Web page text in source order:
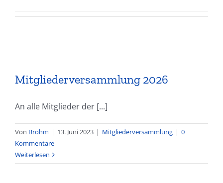
Mitgliederversammlung 2026
An alle Mitglieder der [...]
Von Brohm | 13. Juni 2023 | Mitgliederversammlung | 0
Kommentare
Weiterlesen